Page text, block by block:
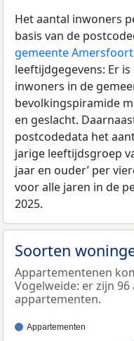
Het aantal inwoners
basis van de
gemeente Amersfoort
leeftijdgegevens: Er
inwoners in de
bevolkingspiramide
en geslacht.
postcodedata het
jarige leeftijdsgroep
jaar en ouder’ per
voor alle jaren in de
2025.
Soorten
Appartementenen
Vogelweide: er zijn
appartementen.
Appartementen